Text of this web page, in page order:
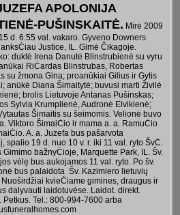
APOLONIJA
PUŠINSKAITĖ. Mirė 2009
d. 6:55 val. vakaro. Gyveno Downers
Justice, IL. Gimė Čikagoje.
duktė Irena Danutė Blinstrubienė su vyru
RiĊardas Blinstrubas, Robertas
su žmona Gina; proanūkiai Gilius ir Gytis
anūkė Diana Šimaitytė; buvusi marti Živilė
brolis Lietuvoje Antanas Pušinskas;
Sylvia Krumplienė, Audronė Elvikienė;
Šimaitis su šeimomis. Velionė buvo
Viktoro ŠimaiĊio ir mama a. a. RamuĊio
A. a. Juzefa bus pašarvota
spalio 19 d. nuo 10 v. r. iki 11 val. ryto ŠvĊ.
Gimimo bažnyĊioje, Marquette Park, IL. Šv.
vėlę bus aukojamos 11 val. ryto. Po šv.
bus palaidota Šv. Kazimiero lietuvių
Nuoširdžiai kvieĊiame gimines, draugus ir
dalyvauti laidotuvėse. Laidot. direkt.
Petkus. Tel.: 800-994-7600 arba